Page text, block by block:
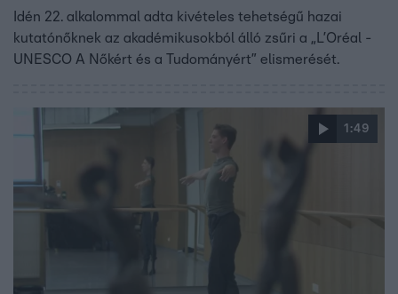
Idén 22. alkalommal adta kivételes tehetségű hazai
kutatónőknek az akadémikusokból álló zsűri a „L’Oréal -
UNESCO A Nőkért és a Tudományért” elismerését.
1:49